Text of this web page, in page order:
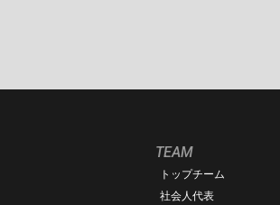
TEAM
トップチーム
社会人代表